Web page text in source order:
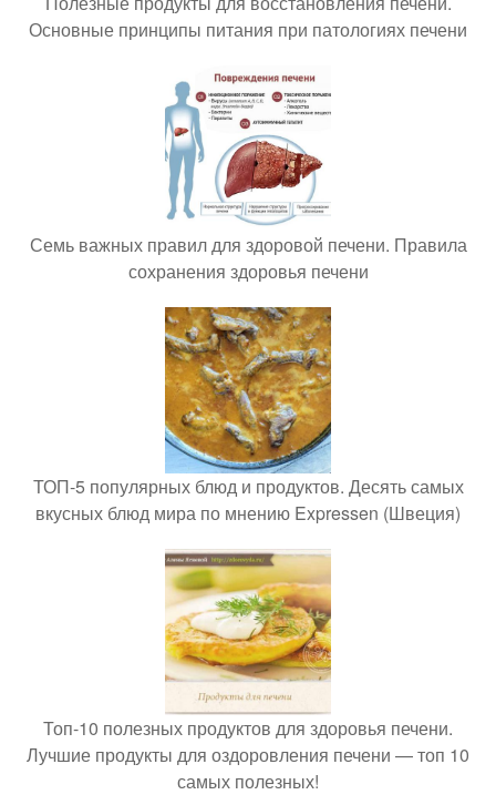
Основные принципы питания при патологиях печени
Семь важных правил для здоровой печени. Правила
сохранения здоровья печени
ТОП-5 популярных блюд и продуктов. Десять самых
вкусных блюд мира по мнению Expressen (Швеция)
Топ-10 полезных продуктов для здоровья печени.
Лучшие продукты для оздоровления печени — топ 10
самых полезных!